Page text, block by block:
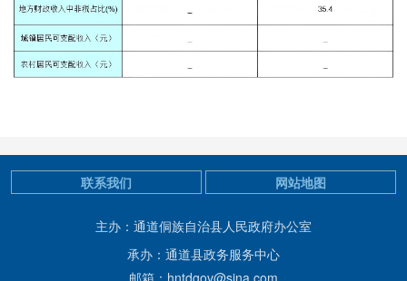
主办：通道侗族自治县人民政府办公室
承办：通道县政务服务中心
联系我们 网站地图